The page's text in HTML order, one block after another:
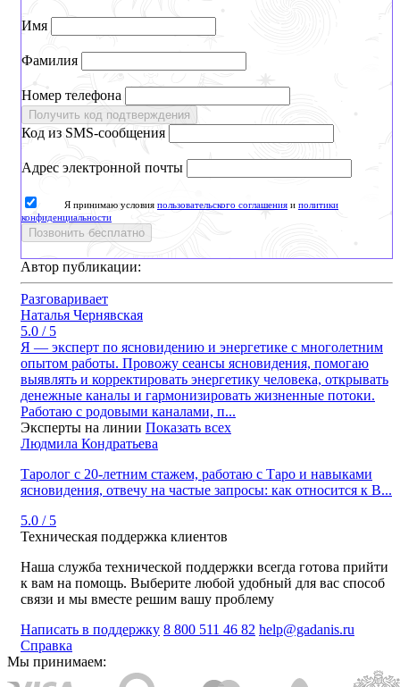
Имя
Фамилия
Номер телефона
Получить код подтверждения
Код из SMS-сообщения
Адрес электронной почты
Я принимаю условия пользовательского соглашения и политики
конфиденциальности
Позвонить бесплатно
Автор публикации:
Разговаривает
Наталья Чернявская
5.0 / 5
Я — эксперт по ясновидению и энергетике с многолетним
опытом работы. Провожу сеансы ясновидения, помогаю
выявлять и корректировать энергетику человека, открывать
денежные каналы и гармонизировать жизненные потоки.
Работаю с родовыми каналами, п...
Эксперты на линии Показать всех
Людмила Кондратьева
Таролог с 20‑летним стажем, работаю с Таро и навыками
ясновидения, отвечу на частые запросы: как относится к В...
5.0 / 5
Техническая поддержка клиентов
Наша служба технической поддержки всегда готова прийти
к вам на помощь. Выберите любой удобный для вас способ
связи и мы вместе решим вашу проблему
Написать в поддержку 8 800 511 46 82 help@gadanis.ru
Справка
Мы принимаем: